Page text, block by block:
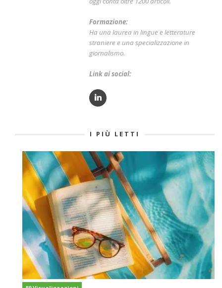
Formazione:
Ha una laurea in lingue e letterature
straniere e una specializzazione in
giornalismo.
Link ai social:
I PIÙ LETTI